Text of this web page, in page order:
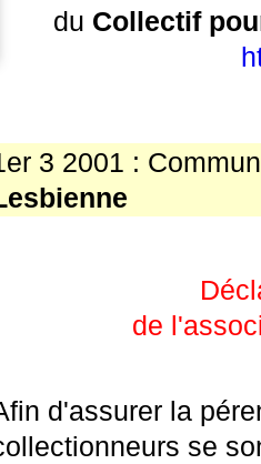
du Collectif
3 2001 :
de
d'assurer la
se